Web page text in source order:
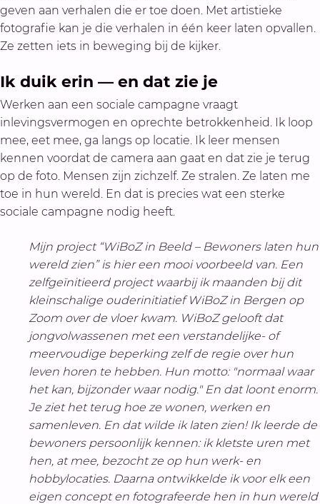
geven aan verhalen die er toe doen. Met artistieke
fotografie kan je die verhalen in één keer laten opvallen.
Ze zetten iets in beweging bij de kijker.
Ik duik erin — en dat zie je
Werken aan een sociale campagne vraagt
inlevingsvermogen en oprechte betrokkenheid. Ik loop
mee, eet mee, ga langs op locatie. Ik leer mensen
kennen voordat de camera aan gaat en dat zie je terug
op de foto. Mensen zijn zichzelf. Ze stralen. Ze laten me
toe in hun wereld. En dat is precies wat een sterke
sociale campagne nodig heeft.
Mijn project “WiBoZ in Beeld – Bewoners laten hun
wereld zien” is hier een mooi voorbeeld van. Een
zelfgeïnitieerd project waarbij ik maanden bij dit
kleinschalige ouderinitiatief WiBoZ in Bergen op
Zoom over de vloer kwam. WiBoZ gelooft dat
jongvolwassenen met een verstandelijke- of
meervoudige beperking zelf de regie over hun
leven horen te hebben. Hun motto: "normaal waar
het kan, bijzonder waar nodig." En dat loont enorm.
Je ziet het terug hoe ze wonen, werken en
samenleven. En dat wilde ik laten zien! Ik leerde de
bewoners persoonlijk kennen: ik kletste uren met
hen, at mee, bezocht ze op hun werk- en
hobbylocaties. Daarna ontwikkelde ik voor elk een
eigen concept en fotografeerde hen in hun wereld